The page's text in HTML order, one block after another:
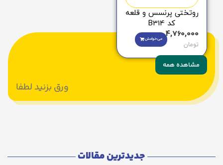
روتختی پرنسس و قلعه
کد B314
4,760,000
تومان
می‌خوامش
مشاهده همه
ورق بزنید لطفا
جدیدترین مقالات